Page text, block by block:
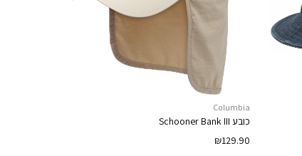
Columbia
כובע Schooner Bank III
₪129.90